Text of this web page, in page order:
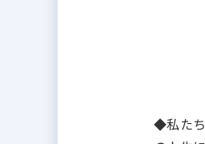
◆私たち